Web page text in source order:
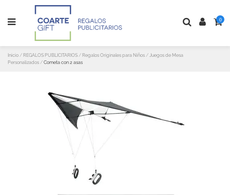
0
Inicio REGALOS PUBLICITARIOS Regalos Originales para Niños
Juegos de Mesa
Personalizados
Cometa con 2 asas